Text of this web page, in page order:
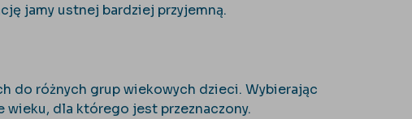
jamy ustnej bardziej przyjemną.
do różnych grup wiekowych dzieci. Wybierając
dla którego jest przeznaczony.